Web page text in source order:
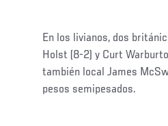
En los livianos, dos
Holst (8-2) y Curt
también local James
pesos semipesados.